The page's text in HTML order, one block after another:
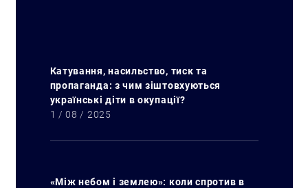
Катування, насильство, тиск та
пропаганда: з чим зіштовхуються
українські діти в окупації?
1 / 08 / 2025
«Між небом і землею»: коли спротив в